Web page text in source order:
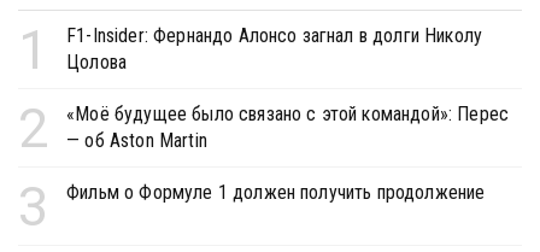
1
F1-Insider: Фернандо Алонсо загнал в долги Николу
Цолова
2
«Моё будущее было связано с этой командой»: Перес
— об Aston Martin
3 Фильм о Формуле 1 должен получить продолжение